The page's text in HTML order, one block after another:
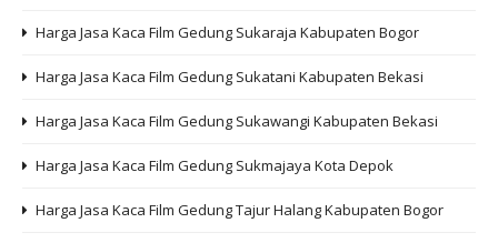
Harga Jasa Kaca Film Gedung Sukaraja Kabupaten Bogor
Harga Jasa Kaca Film Gedung Sukatani Kabupaten Bekasi
Harga Jasa Kaca Film Gedung Sukawangi Kabupaten Bekasi
Harga Jasa Kaca Film Gedung Sukmajaya Kota Depok
Harga Jasa Kaca Film Gedung Tajur Halang Kabupaten Bogor